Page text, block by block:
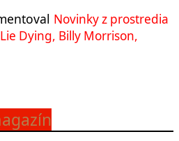
Novinky z prostredia
Dying, Billy Morrison,